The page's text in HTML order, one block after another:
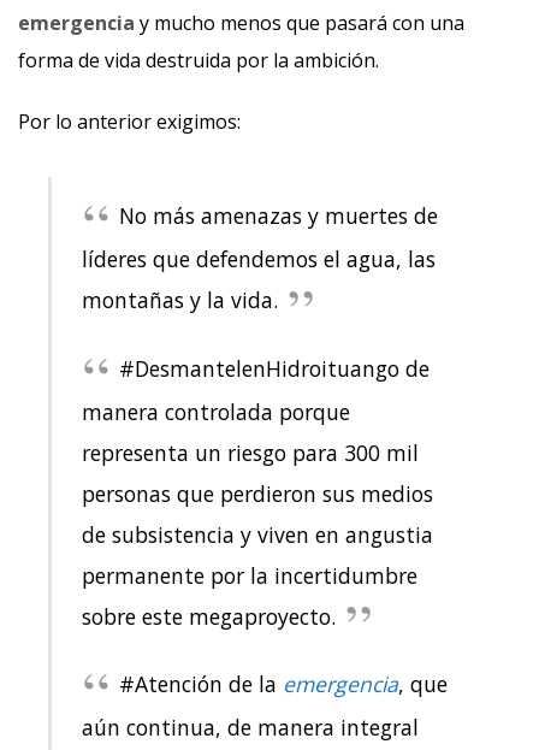
emergencia y mucho menos que pasará con una
forma de vida destruida por la ambición.
Por lo anterior exigimos:
No más amenazas y muertes de
líderes que defendemos el agua, las
montañas y la vida.
#DesmantelenHidroituango de
manera controlada porque
representa un riesgo para 300 mil
personas que perdieron sus medios
de subsistencia y viven en angustia
permanente por la incertidumbre
sobre este megaproyecto.
#Atención de la emergencia, que
aún continua, de manera integral